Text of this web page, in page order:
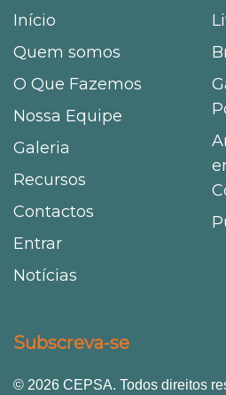
Início
Quem somos
O Que Fazemos
Nossa Equipe
Galeria
Recursos
Contactos
Entrar
Notícias
Subscreva-se
© 2026 CEPSA. Todos direitos